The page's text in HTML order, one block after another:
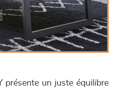
présente un juste équilibre